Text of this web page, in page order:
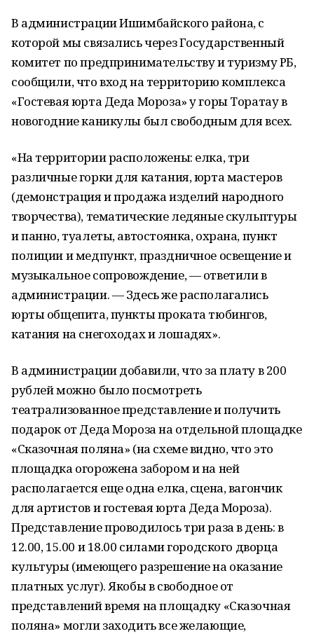
В администрации Ишимбайского района, с
которой мы связались через Государственный
комитет по предпринимательству и туризму РБ,
сообщили, что вход на территорию комплекса
«Гостевая юрта Деда Мороза» у горы Торатау в
новогодние каникулы был свободным для всех.
«На территории расположены: елка, три
различные горки для катания, юрта мастеров
(демонстрация и продажа изделий народного
творчества), тематические ледяные скульптуры
и панно, туалеты, автостоянка, охрана, пункт
полиции и медпункт, праздничное освещение и
музыкальное сопровождение, — ответили в
администрации. — Здесь же располагались
юрты общепита, пункты проката тюбингов,
катания на снегоходах и лошадях».
В администрации добавили, что за плату в 200
рублей можно было посмотреть
театрализованное представление и получить
подарок от Деда Мороза на отдельной площадке
«Сказочная поляна» (на схеме видно, что это
площадка огорожена забором и на ней
располагается еще одна елка, сцена, вагончик
для артистов и гостевая юрта Деда Мороза).
Представление проводилось три раза в день: в
12.00, 15.00 и 18.00 силами городского дворца
культуры (имеющего разрешение на оказание
платных услуг). Якобы в свободное от
представлений время на площадку «Сказочная
поляна» могли заходить все желающие,